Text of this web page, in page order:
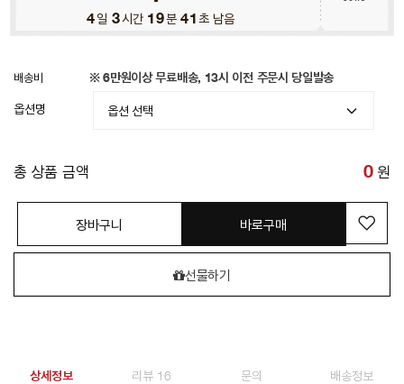
4일 3시간 19분 39초 남음
배송비 ※ 6만원이상 무료배송, 13시 이전 주문시 당일발송
옵션명
총 상품 금액 0 원
장바구니 바로구매
선물하기
상세정보 리뷰 16 문의 배송정보